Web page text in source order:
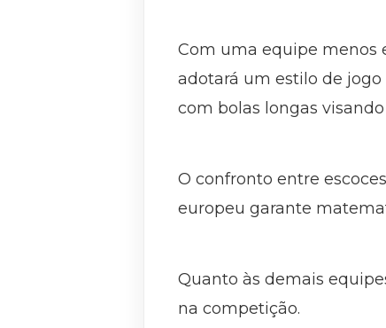
Com uma equipe menos
adotará um estilo de jogo
com bolas longas
O confronto entre
europeu garante
Quanto às demais
na competição.